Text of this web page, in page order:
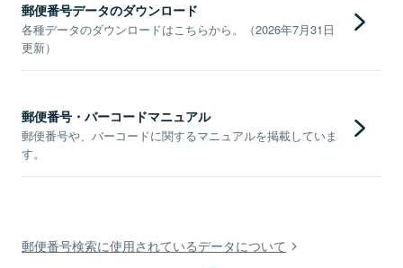
郵便番号データのダウンロード
各種データのダウンロードはこちらから。（2026年7月31日
更新）
郵便番号・バーコードマニュアル
郵便番号や、バーコードに関するマニュアルを掲載していま
す。
郵便番号検索に使用されているデータについて